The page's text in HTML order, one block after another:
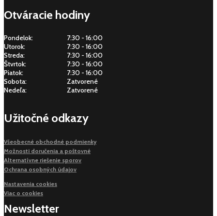
Otváracie hodiny
Pondelok:
7:30 - 16:00
Utorok:
7:30 - 16:00
Streda:
7:30 - 16:00
Štvrtok:
7:30 - 16:00
Piatok:
7:30 - 16:00
Sobota:
Zatvorené
Nedeľa:
Zatvorené
Užitočné odkazy
Všeobecné obchodné podmienky
Možnosti doručenia a poštovné
Alternatívne riešenie sporov
Ochrana osobných údajov
Nastavenia cookies
Viac o cookies
Newsletter